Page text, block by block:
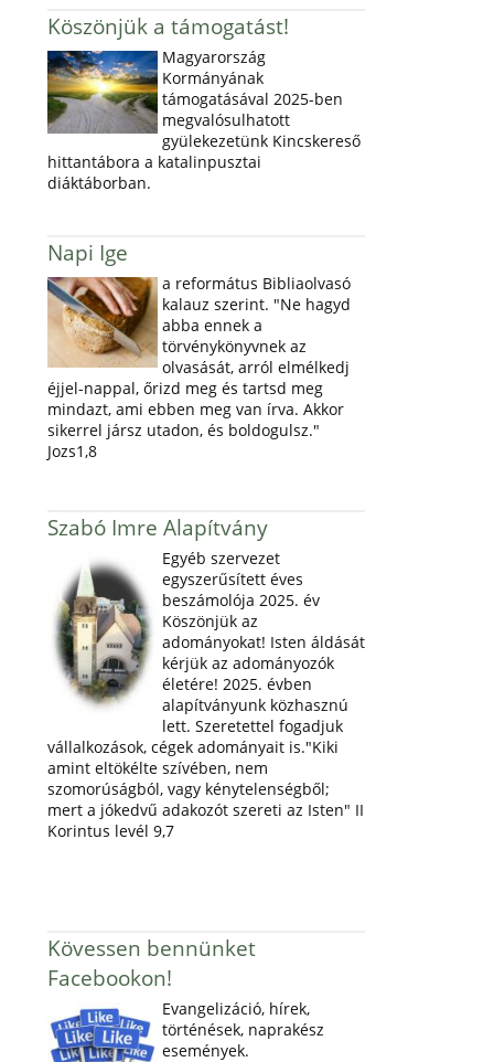
Köszönjük a támogatást!
Magyarország
Kormányának
támogatásával 2025-ben
megvalósulhatott
gyülekezetünk Kincskereső
hittantábora a katalinpusztai
diáktáborban.
Napi Ige
a református Bibliaolvasó
kalauz szerint. "Ne hagyd
abba ennek a
törvénykönyvnek az
olvasását, arról elmélkedj
éjjel-nappal, őrizd meg és tartsd meg
mindazt, ami ebben meg van írva. Akkor
sikerrel jársz utadon, és boldogulsz."
Jozs1,8
Szabó Imre Alapítvány
Egyéb szervezet
egyszerűsített éves
beszámolója 2025. év
Köszönjük az
adományokat! Isten áldását
kérjük az adományozók
életére! 2025. évben
alapítványunk közhasznú
lett. Szeretettel fogadjuk
vállalkozások, cégek adományait is."Kiki
amint eltökélte szívében, nem
szomorúságból, vagy kénytelenségből;
mert a jókedvű adakozót szereti az Isten" II
Korintus levél 9,7
Kövessen bennünket
Facebookon!
Evangelizáció, hírek,
történések, naprakész
események.